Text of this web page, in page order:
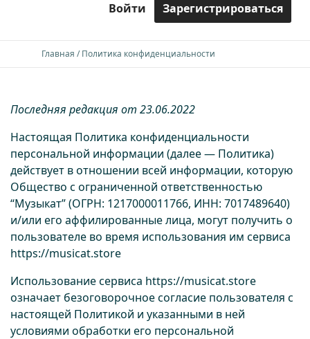
Войти Зарегистрироваться
Главная Политика конфиденциальности
Последняя редакция от 23.06.2022
Настоящая Политика конфиденциальности
персональной информации (далее — Политика)
действует в отношении всей информации, которую
Общество с ограниченной ответственностью
“Музыкат” (ОГРН: 1217000011766, ИНН: 7017489640)
и/или его аффилированные лица, могут получить о
пользователе во время использования им сервиса
https://musicat.store
Использование сервиса https://musicat.store
означает безоговорочное согласие пользователя с
настоящей Политикой и указанными в ней
условиями обработки его персональной